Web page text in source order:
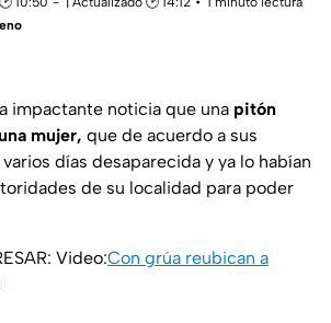
impactante noticia que una pitón
mujer, que de acuerdo a sus
días desaparecida y ya lo habían
de su localidad para poder
Video:Con grúa reubican a